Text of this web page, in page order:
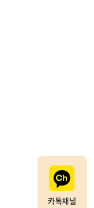
카톡채널